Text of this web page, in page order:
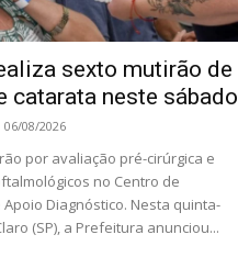
sexto mutirão de
catarata neste sábado
06/08/2026
por avaliação pré-cirúrgica e
no Centro de
Diagnóstico. Nesta quinta-
(SP), a Prefeitura anunciou...